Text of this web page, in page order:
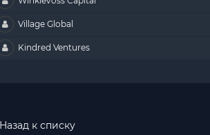
Village Global
Kindred Ventures
Назад к списку